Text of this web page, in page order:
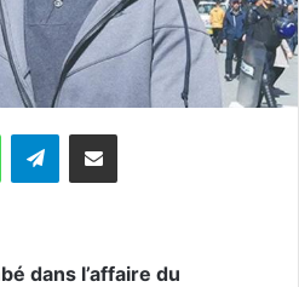
WhatsApp Telegram
dans l’affaire du